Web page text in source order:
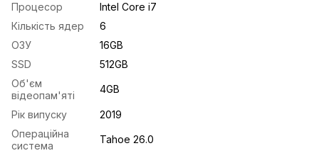
Процесор
Intel Core i7
Кількість ядер
6
ОЗУ
16GB
SSD
512GB
Об'єм
відеопам'яті
4GB
Рік випуску
2019
Операційна
система
Tahoe 26.0